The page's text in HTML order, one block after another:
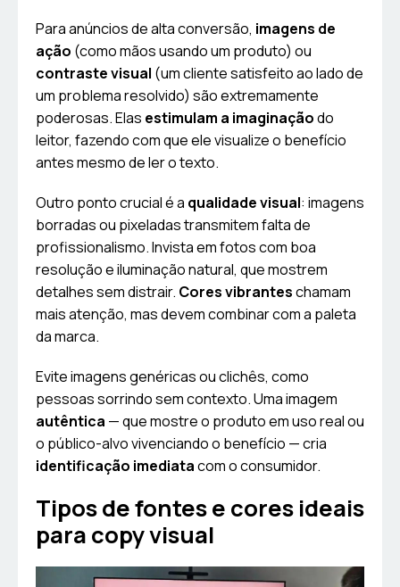
Para anúncios de alta conversão, imagens de
ação (como mãos usando um produto) ou
contraste visual (um cliente satisfeito ao lado de
um problema resolvido) são extremamente
poderosas. Elas estimulam a imaginaçãodo
leitor, fazendo com que ele visualize o benefício
antes mesmo de ler o texto.
Outro ponto crucial é a qualidade visual: imagens
borradas ou pixeladas transmitem falta de
profissionalismo. Invista em fotos com boa
resolução e iluminação natural, que mostrem
detalhes sem distrair. Cores vibranteschamam
mais atenção, mas devem combinar com a paleta
da marca.
Evite imagens genéricas ou clichês, como
pessoas sorrindo sem contexto. Uma imagem
autêntica — que mostre o produto em uso real ou
o público-alvo vivenciando o benefício — cria
identificação imediatacom o consumidor.
Tipos de fontes e cores ideais
para copy visual